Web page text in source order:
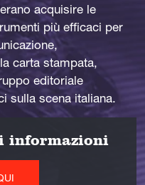
acquisire le
più efficaci per
carta stampata,
editoriale
sulla scena italiana.
informazioni